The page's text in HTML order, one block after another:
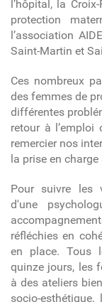
l’hôpital, la
protection
l’association
Saint-Martin et
Ces nombreux
des femmes de
différentes
retour à
remercier nos
la prise en
Pour suivre les
d'une
réfléchies en
en place. Tous
quinze jours, les
à des ateliers
socio-